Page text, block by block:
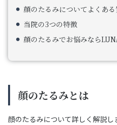
顔のたるみについてよくある
当院の3つの特徴
顔のたるみでお悩みなら
顔のたるみとは
顔のたるみについて詳しく解説し